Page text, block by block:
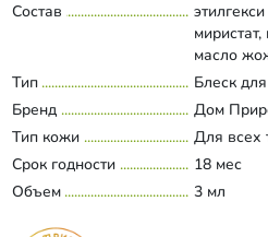
Состав
масло
масло
сок
пишевой
77491.
Тип
Блеск
Бренд
Дом
Тип кожи
Для всех
Срок годности
18 мес
Объем
3 мл